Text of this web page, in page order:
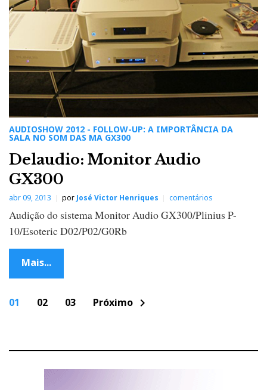
AUDIOSHOW 2012 - FOLLOW-UP: A IMPORTÂNCIA DA
SALA NO SOM DAS MA GX300
Delaudio: Monitor Audio
GX300
abr 09, 2013 por José Victor Henriques comentários
Audição do sistema Monitor Audio GX300/Plinius P-
10/Esoteric D02/P02/G0Rb
Mais...
P
o
v
01 02 03 Próximo chevron_right